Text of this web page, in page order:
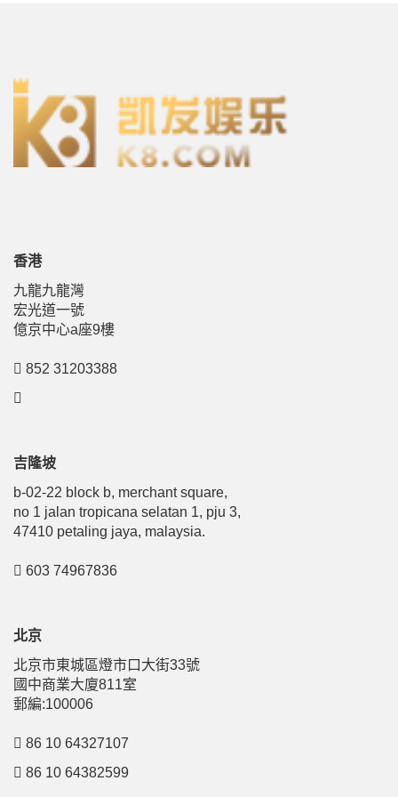
香港
九龍九龍灣
宏光道一號
億京中心a座9樓
852 31203388
吉隆坡
b-02-22 block b, merchant square,
no 1 jalan tropicana selatan 1, pju 3,
47410 petaling jaya, malaysia.
603 74967836
北京
北京市東城區燈市口大街33號
國中商業大廈811室
郵編:100006
86 10 64327107
86 10 64382599